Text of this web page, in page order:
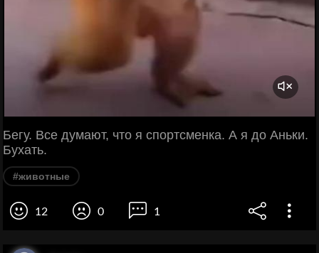
Бегу. Все думают, что я спортсменка. А я до Аньки.
Бухать.
#животные
12 0 1